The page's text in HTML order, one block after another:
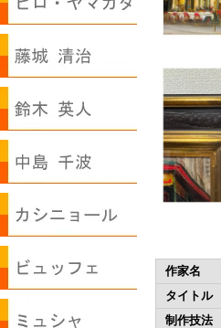
作家名
タイトル
制作技法